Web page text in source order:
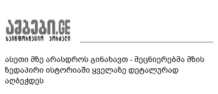
ასეთი მზე არასდროს გინახავთ - მეცნიერებმა მზის
ზედაპირი ისტორიაში ყველაზე დეტალურად
აღბეჭდეს